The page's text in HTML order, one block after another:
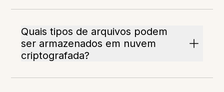
Quais tipos de arquivos podem
ser armazenados em nuvem
criptografada?